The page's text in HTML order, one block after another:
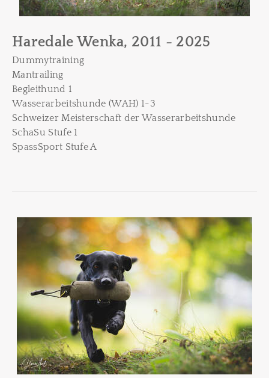
Haredale Wenka, 2011 - 2025
Dummytraining
Mantrailing
Begleithund 1
Wasserarbeitshunde (WAH) 1-3
Schweizer Meisterschaft der Wasserarbeitshunde
SchaSu Stufe 1
SpassSport Stufe A